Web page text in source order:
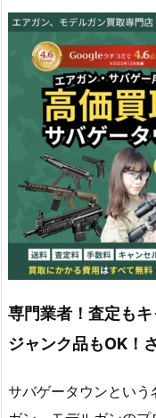
専門業者！査定も
ジャンク品もOK！
サバゲータウンとい